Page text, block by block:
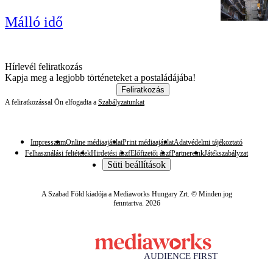
Málló idő
Hírlevél feliratkozás
Kapja meg a legjobb történeteket a postaládájába!
Feliratkozás
A feliratkozással Ön elfogadta a Szabályzatunkat
ImpresszumOnline médiaajánlatPrint médiaajánlatAdatvédelmi tájékoztató
Felhasználási feltételekHirdetési ászfElőfizetői ászfPartnereinkJátékszabályzat
Süti beállítások
A Szabad Föld kiadója a Mediaworks Hungary Zrt. © Minden jog
fenntartva. 2026